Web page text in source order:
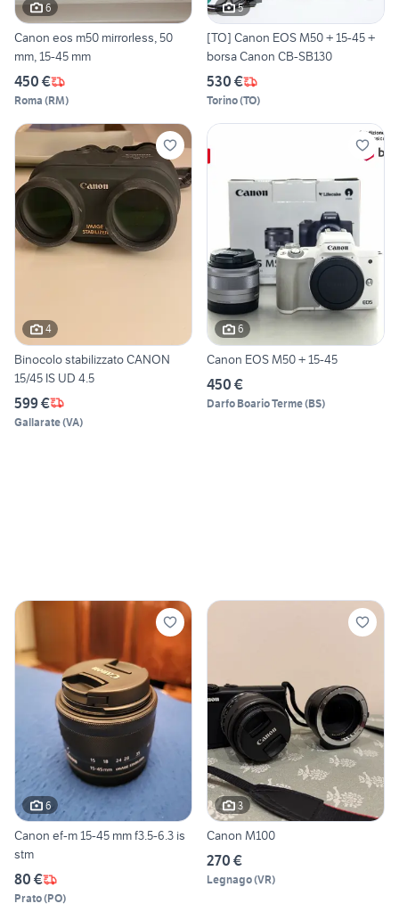
6
Canon eos m50 mirrorless, 50
mm, 15-45 mm
450 €
Roma (RM)
5
[TO] Canon EOS M50 + 15-45 +
borsa Canon CB-SB130
530 €
Torino(TO)
4
Binocolo stabilizzato CANON
15/45 IS UD 4.5
599 €
Gallarate(VA)
6
Canon EOS M50 + 15-45
450 €
Darfo Boario Terme(BS)
6
Canon ef-m 15-45 mm f3.5-6.3 is
stm
80 €
Prato(PO)
3
Canon M100
270 €
Legnago(VR)